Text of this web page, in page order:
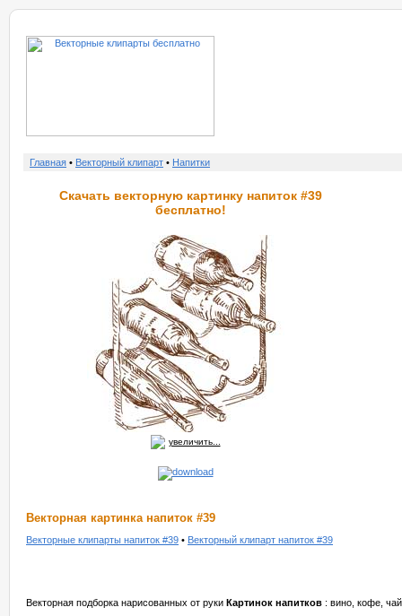
Главная • Векторный клипарт • Напитки
Скачать векторную картинку напиток #39
бесплатно!
увеличить...
Векторная картинка напиток #39
Векторные клипарты напиток #39 • Векторный клипарт напиток #39
Векторная подборка нарисованных от руки Картинок напитков : вино, кофе,